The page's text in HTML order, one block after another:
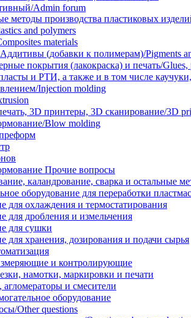
Admin forum
методы производства пластиковых
and polymers
materials
(добавки к полимерам)/Pigments
покрытия (лакокраска) и печать/Glues,
и РТИ, а также и в том числе
Injection molding
3D принтеры, 3D сканирование/3D
Blow molding
Прочие вопросы
каландрование, сварка и остальные
оборудование для переработки
охлаждения и термостатирования
дробления и измельчения
для сушки
хранения, дозирования и подачи сырья
и контролирующие
намотки, маркировки и печати
и смесители
оборудование
Other questions